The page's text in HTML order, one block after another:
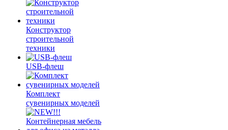
Конструктор
строительной
техники
USB-флеш
Комплект
сувенирных моделей